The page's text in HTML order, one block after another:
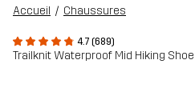
Accueil Chaussures
4.7 (689)
Trailknit Waterproof Mid Hiking